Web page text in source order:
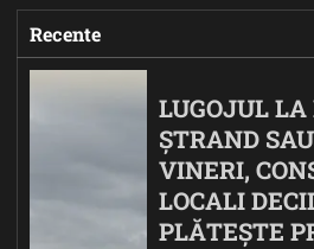
Recente
LUGOJUL LA
ȘTRAND
VINERI,
LOCALI
PLĂTEȘTE